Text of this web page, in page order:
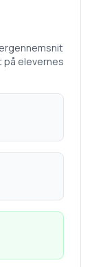
elevernes